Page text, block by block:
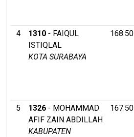
4
1310 - FAIQUL
ISTIQLAL
KOTA SURABAYA
168.50
5
1326 - MOHAMMAD
AFIF ZAIN ABDILLAH
KABUPATEN
167.50